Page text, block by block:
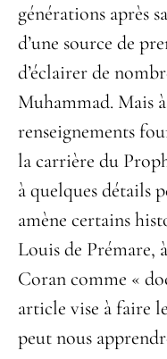
générations après
d’une source de
d’éclairer de
Muhammad. Mais
renseignements
la carrière du
à quelques détails
amène certains
Louis de Prémare,
Coran comme «
article vise à faire
peut nous